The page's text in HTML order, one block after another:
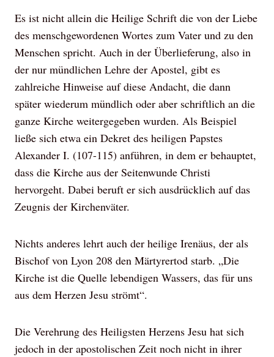
Es ist nicht allein die Heilige Schrift die von der Liebe
des menschgewordenen Wortes zum Vater und zu den
Menschen spricht. Auch in der Überlieferung, also in
der nur mündlichen Lehre der Apostel, gibt es
zahlreiche Hinweise auf diese Andacht, die dann
später wiederum mündlich oder aber schriftlich an die
ganze Kirche weitergegeben wurden. Als Beispiel
ließe sich etwa ein Dekret des heiligen Papstes
Alexander I. (107-115) anführen, in dem er behauptet,
dass die Kirche aus der Seitenwunde Christi
hervorgeht. Dabei beruft er sich ausdrücklich auf das
Zeugnis der Kirchenväter.
Nichts anderes lehrt auch der heilige Irenäus, der als
Bischof von Lyon 208 den Märtyrertod starb. „Die
Kirche ist die Quelle lebendigen Wassers, das für uns
aus dem Herzen Jesu strömt“.
Die Verehrung des Heiligsten Herzens Jesu hat sich
jedoch in der apostolischen Zeit noch nicht in ihrer